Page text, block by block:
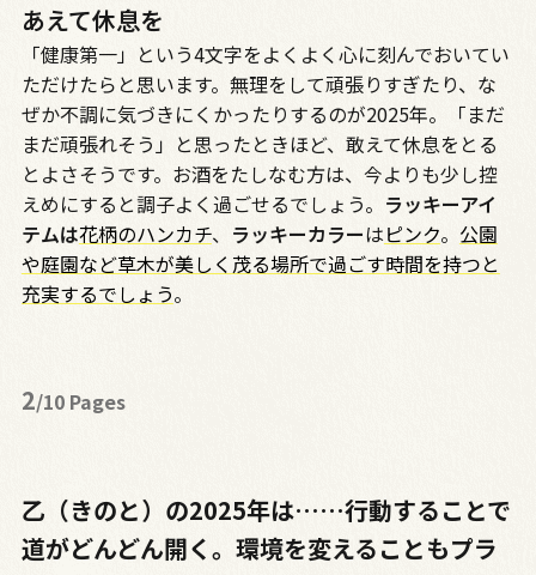
あえて休息を
「健康第一」という4文字をよくよく心に刻んでおいてい
ただけたらと思います。無理をして頑張りすぎたり、な
ぜか不調に気づきにくかったりするのが2025年。「まだ
まだ頑張れそう」と思ったときほど、敢えて休息をとる
とよさそうです。お酒をたしなむ方は、今よりも少し控
えめにすると調子よく過ごせるでしょう。 ラッキーアイ
テムは花柄のハンカチ、 ラッキーカラーはピンク。 公園
や庭園など草木が美しく茂る場所で過ごす時間を持つと
充実するでしょう。
2/10 Pages
乙（きのと）の2025年は……行動することで
道がどんどん開く。環境を変えることもプラ